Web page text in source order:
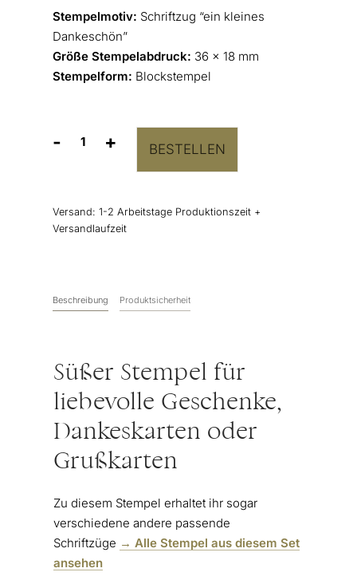
Stempelmotiv: Schriftzug “ein kleines
Dankeschön”
Größe Stempelabdruck: 36 x 18 mm
Stempelform: Blockstempel
-
Stempel
Handschrift
mit
+ BESTELLEN
Versand: 1-2 Arbeitstage Produktionszeit +
Versandlaufzeit
Beschreibung Produktsicherheit
Süßer Stempel für
liebevolle Geschenke,
Dankeskarten oder
Grußkarten
Zu diesem Stempel erhaltet ihr sogar
verschiedene andere passende
Schriftzüge → Alle Stempel aus diesem Set
ansehen